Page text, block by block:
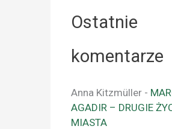
Ostatnie
komentarze
Anna Kitzmüller -
AGADIR – DRUGIE
MIASTA